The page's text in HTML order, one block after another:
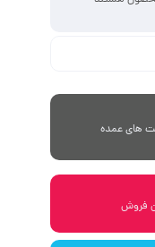
های عمده
فروش